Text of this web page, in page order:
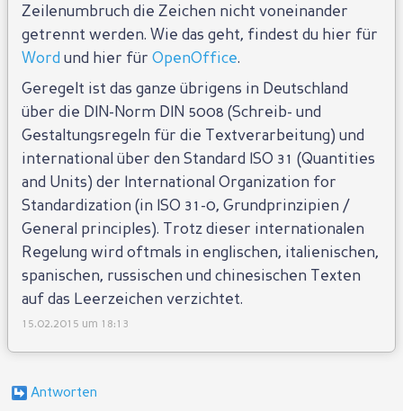
Zeilenumbruch die Zeichen nicht voneinander
getrennt werden. Wie das geht, findest du hier für
Word und hier fürOpenOffice.
Geregelt ist das ganze übrigens in Deutschland
über die DIN-Norm DIN 5008 (Schreib- und
Gestaltungsregeln für die Textverarbeitung) und
international über den Standard ISO 31 (Quantities
and Units) der International Organization for
Standardization (in ISO 31-0, Grundprinzipien /
General principles). Trotz dieser internationalen
Regelung wird oftmals in englischen, italienischen,
spanischen, russischen und chinesischen Texten
auf das Leerzeichen verzichtet.
15.02.2015 um 18:13